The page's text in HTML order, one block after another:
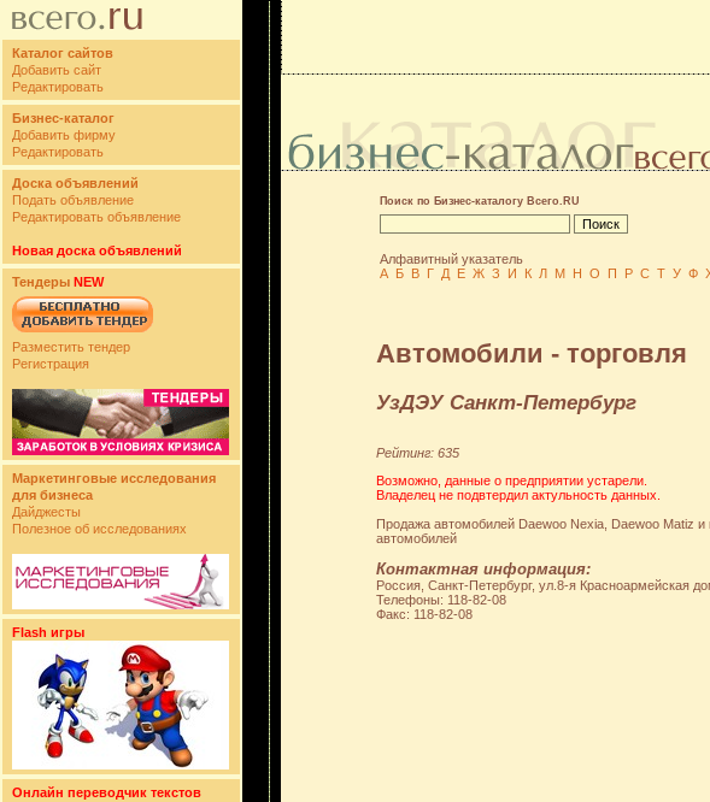
Каталог сайтов
Добавить сайт
Редактировать
Бизнес-каталог
Добавить фирму
Редактировать
Доска объявлений
Подать объявление
Редактировать объявление
Новая доска объявлений
Тендеры NEW
Разместить тендер
Регистрация
Маркетинговые исследования
для бизнеса
Дайджесты
Полезное об исследованиях
Flash игры
Онлайн переводчик текстов
Поиск по Бизнес-каталогу Всего.RU
Алфавитный указатель
А Б В Г Д Е Ж З И К Л М Н О П Р С Т У Ф
Автомобили - торговля
УзДЭУ Санкт-Петербург
Рейтинг: 635
Возможно, данные о предприятии устарели.
Владелец не подвтердил актульность данных.
Продажа автомобилей Daewoo Nexia, Daewoo Matiz
автомобилей
Контактная информация:
Россия, Санкт-Петербург, ул.8-я Красноармейская
Телефоны: 118-82-08
Факс: 118-82-08